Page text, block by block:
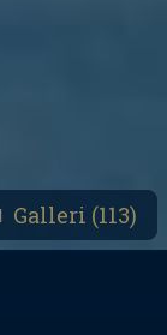
Galleri (113)